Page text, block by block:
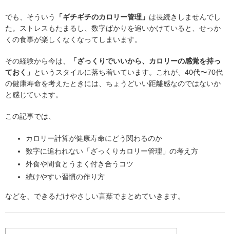
でも、そういう 「ギチギチのカロリー管理」 は長続きしませんでし
た。ストレスもたまるし、数字ばかりを追いかけていると、せっか
くの食事が楽しくなくなってしまいます。
その経験から今は、
「ざっくりでいいから、カロリーの感覚を持っ
ておく」 というスタイルに落ち着いています。これが、40代〜70代
の健康寿命を考えたときには、ちょうどいい距離感なのではないか
と感じています。
この記事では、
カロリー計算が健康寿命にどう関わるのか
数字に追われない「ざっくりカロリー管理」の考え方
外食や間食とうまく付き合うコツ
続けやすい習慣の作り方
などを、できるだけやさしい言葉でまとめていきます。